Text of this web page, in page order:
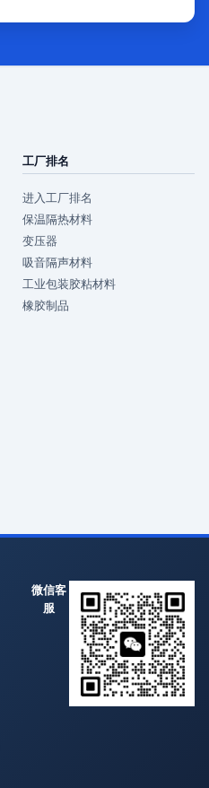
工厂排名
进入工厂排名
保温隔热材料
变压器
吸音隔声材料
工业包装胶粘材料
橡胶制品
微信客
服